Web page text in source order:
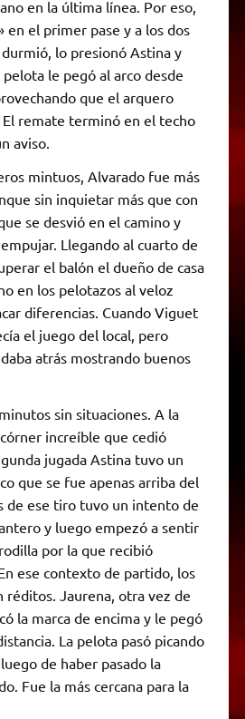
en la última línea. Por eso,
en el primer pase y a los dos
lo presionó Astina y
le pegó al arco desde
que el arquero
remate terminó en el techo
aviso.
mintuos, Alvarado fue más
sin inquietar más que con
se desvió en el camino y
Llegando al cuarto de
el balón el dueño de casa
en los pelotazos al veloz
diferencias. Cuando Viguet
el juego del local, pero
atrás mostrando buenos
sin situaciones. A la
increíble que cedió
jugada Astina tuvo un
que se fue apenas arriba del
de ese tiro tuvo un intento de
y luego empezó a sentir
por la que recibió
ese contexto de partido, los
réditos. Jaurena, otra vez de
la marca de encima y le pegó
La pelota pasó picando
de haber pasado la
Fue la más cercana para la